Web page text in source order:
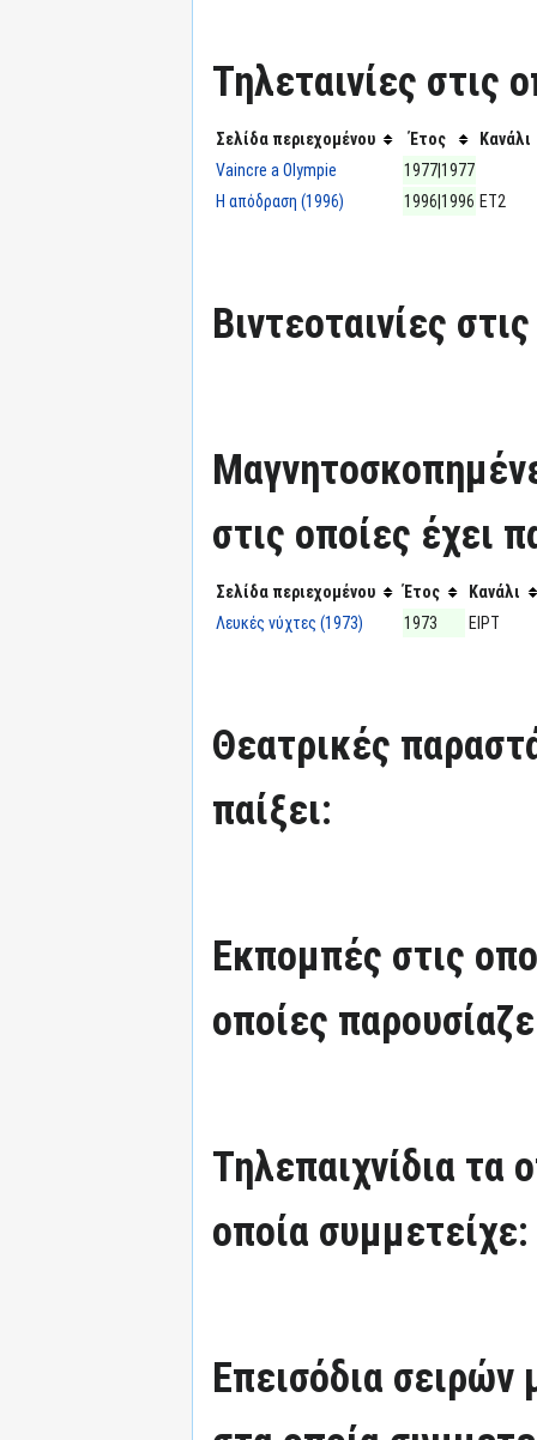
Τηλεταινίες στις
Σελίδα περιεχομένου Έτος
Κανάλι
Vaincre a Olympie
1977|1977
Η απόδραση (1996)
1996|1996 ΕΤ2
Βιντεοταινίες
στις οποίες έχει
Σελίδα περιεχομένου Έτος
Κανάλι
Λευκές νύχτες (1973)
1973 ΕΙΡΤ
Θεατρικές
παίξει:
Εκπομπές στις
οποίες
Τηλεπαιχνίδια τα
οποία συμμετείχε:
Επεισόδια